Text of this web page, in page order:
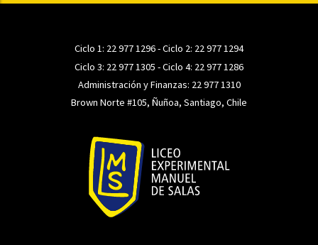
Ciclo 1: 22 977 1296- Ciclo 2: 22 977 1294
Ciclo 3: 22 977 1305 - Ciclo 4: 22 977 1286
Administración y Finanzas: 22 977 1310
Brown Norte #105, Ñuñoa, Santiago, Chile